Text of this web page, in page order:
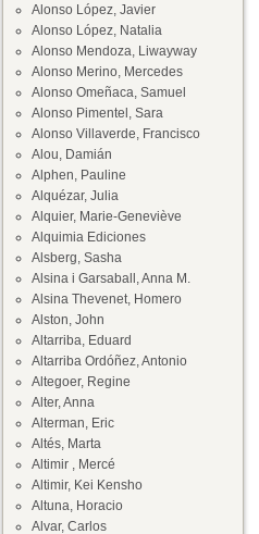
Alonso López, Javier
Alonso López, Natalia
Alonso Mendoza, Liwayway
Alonso Merino, Mercedes
Alonso Omeñaca, Samuel
Alonso Pimentel, Sara
Alonso Villaverde, Francisco
Alou, Damián
Alphen, Pauline
Alquézar, Julia
Alquier, Marie-Geneviève
Alquimia Ediciones
Alsberg, Sasha
Alsina i Garsaball, Anna M.
Alsina Thevenet, Homero
Alston, John
Altarriba, Eduard
Altarriba Ordóñez, Antonio
Altegoer, Regine
Alter, Anna
Alterman, Eric
Altés, Marta
Altimir , Mercé
Altimir, Kei Kensho
Altuna, Horacio
Alvar, Carlos